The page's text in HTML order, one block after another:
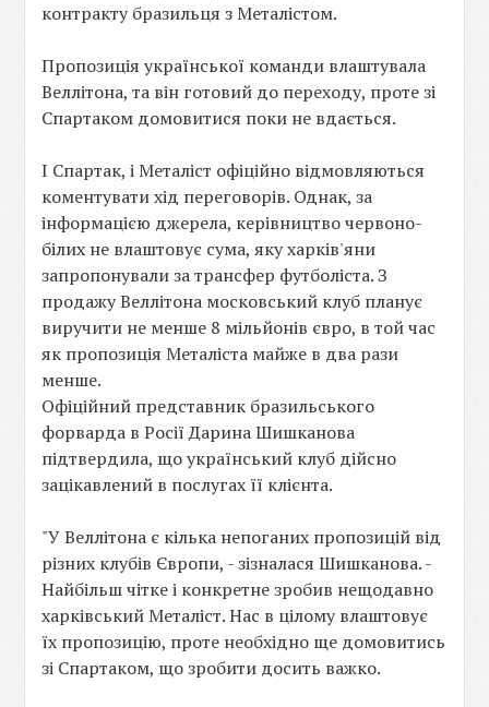
контракту бразильця з Металістом.
Пропозиція української команди влаштувала
Веллітона, та він готовий до переходу, проте зі
Спартаком домовитися поки не вдається.
І Спартак, і Металіст офіційно відмовляються
коментувати хід переговорів. Однак, за
інформацією джерела, керівництво червоно-
білих не влаштовує сума, яку харків'яни
запропонували за трансфер футболіста. З
продажу Веллітона московський клуб планує
виручити не менше 8 мільйонів євро, в той час
як пропозиція Металіста майже в два рази
менше.
Офіційний представник бразильського
форварда в Росії Дарина Шишканова
підтвердила, що український клуб дійсно
зацікавлений в послугах її клієнта.
"У Веллітона є кілька непоганих пропозицій від
різних клубів Європи, - зізналася Шишканова. -
Найбільш чітке і конкретне зробив нещодавно
харківський Металіст. Нас в цілому влаштовує
їх пропозицію, проте необхідно ще домовитись
зі Спартаком, що зробити досить важко.